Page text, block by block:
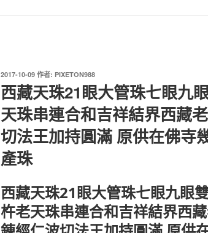
發
佈
於
2017-10-09 作者: PIXETON988
西藏天珠21眼大管珠七眼九
天珠串連合和吉祥結界西藏
切法王加持圓滿 原供在佛寺
產珠
西藏天珠21眼大管珠七眼九眼
杵老天珠串連合和吉祥結界西